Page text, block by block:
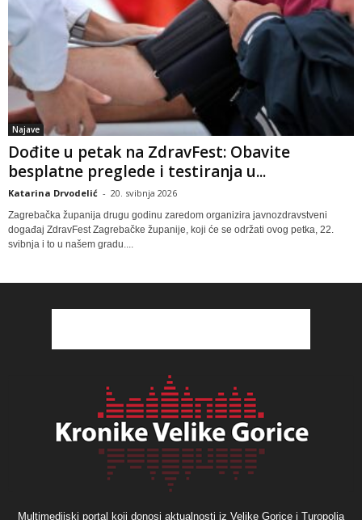
Najave
Dođite u petak na ZdravFest: Obavite
besplatne preglede i testiranja u...
Katarina Drvodelić - 20. svibnja 2026
Zagrebačka županija drugu godinu zaredom organizira javnozdravstveni
događaj ZdravFest Zagrebačke županije, koji će se održati ovog petka, 22.
svibnja i to u našem gradu....
Multimedijski portal koji donosi aktualnosti iz Velike Gorice i Turopolja